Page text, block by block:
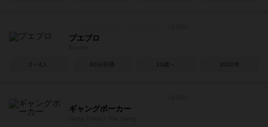
プエブロ
2～4人 60分前後 10歳～ 2002年
ギャングポーカー